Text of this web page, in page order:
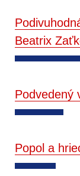
Beatrix
Podvedený
Popol a